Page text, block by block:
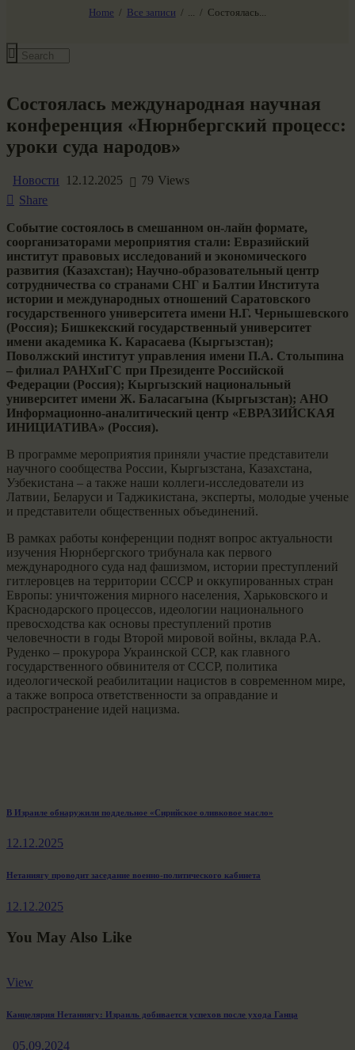
Home Все записи Состоялась...
Состоялась международная научная
конференция «Нюрнбергский процесс:
уроки суда народов»
Новости 12.12.2025 79 Views
Share
Событие состоялось в смешанном он-лайн формате,
соорганизаторами мероприятия стали: Евразийский
институт правовых исследований и экономического
развития (Казахстан); Научно-образовательный центр
сотрудничества со странами СНГ и Балтии Института
истории и международных отношений Саратовского
государственного университета имени Н.Г. Чернышевского
(Россия); Бишкекский государственный университет
имени академика К. Карасаева (Кыргызстан);
Поволжский институт управления имени П.А. Столыпина
– филиал РАНХиГС при Президенте Российской
Федерации (Россия); Кыргызский национальный
университет имени Ж. Баласагына (Кыргызстан); АНО
Информационно-аналитический центр «ЕВРАЗИЙСКАЯ
ИНИЦИАТИВА» (Россия).
В программе мероприятия приняли участие представители
научного сообщества России, Кыргызстана, Казахстана,
Узбекистана – а также наши коллеги-исследователи из
Латвии, Беларуси и Таджикистана, эксперты, молодые ученые
и представители общественных объединений.
В рамках работы конференции поднят вопрос актуальности
изучения Нюрнбергского трибунала как первого
международного суда над фашизмом, истории преступлений
гитлеровцев на территории СССР и оккупированных стран
Европы: уничтожения мирного населения, Харьковского и
Краснодарского процессов, идеологии национального
превосходства как основы преступлений против
человечности в годы Второй мировой войны, вклада Р.А.
Руденко – прокурора Украинской ССР, как главного
государственного обвинителя от СССР, политика
идеологической реабилитации нацистов в современном мире,
а также вопроса ответственности за оправдание и
распространение идей нацизма.
Навигация
по
Previous
В Израиле обнаружили поддельное «Сирийское оливковое масло»
12.12.2025
Next
Нетаниягу проводит заседание военно-политического кабинета
12.12.2025
You May Also Like
View
Канцелярия Нетаниягу: Израиль добивается успехов после ухода Ганца
05.09.2024